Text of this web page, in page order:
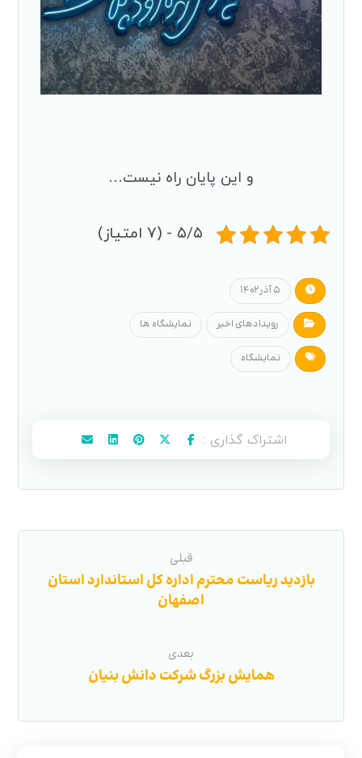
و این پایان راه نیست…
۵/۵ - (۷ امتیاز)
۵ آذر ۱۴۰۲
رویدادهای اخیر نمایشگاه ها
نمایشگاه
قبلی
بازدید ریاست محترم اداره کل استاندارد استان
اصفهان
بعدی
همایش بزرگ شرکت دانش بنیان